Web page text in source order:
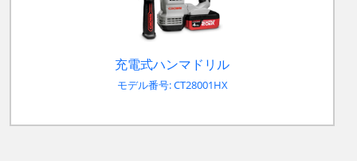
充電式ハンマドリル
モデル番号: CT28001HX